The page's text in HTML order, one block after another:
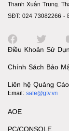
Thanh Xuân Trung.
SĐT: 024 73082266 -
Điều Khoản Sử
Chính Sách Bảo
Liên hệ Quảng
Email: sale@gtv.vn
AOE
PC/CONSOLE